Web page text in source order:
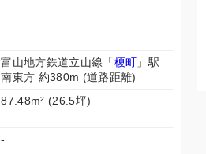
富山地方鉄道立山線「榎町 」駅
南東方 約380m (道路距離)
87.48m² (26.5坪)
-